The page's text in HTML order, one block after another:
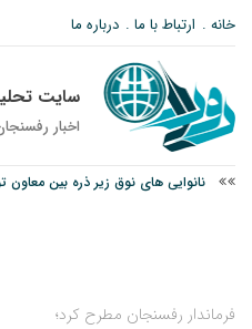
خانه ارتباط با ما درباره ما
سایت
اخبار
وزارت اطلاعات: ۲۱ مزدور موساد و ۴ شرور مسلح در کرمان بازداشت شدند
فرماندار رفسنجان مطرح کرد؛